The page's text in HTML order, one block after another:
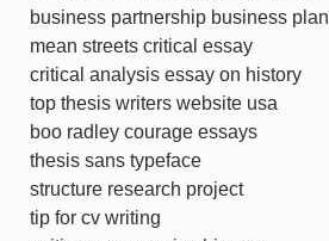
business partnership business plan
mean streets critical essay
critical analysis essay on history
top thesis writers website usa
boo radley courage essays
thesis sans typeface
structure research project
tip for cv writing